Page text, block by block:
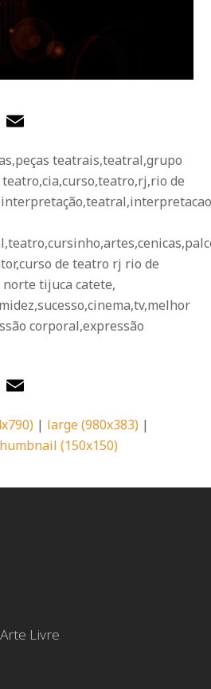
WhatsApp
teatrais,teatral,grupo
de
de teatro rj rio de
tijuca catete,
corporal,expressão
WhatsApp
| large (980x383) |
(150x150)
Livre